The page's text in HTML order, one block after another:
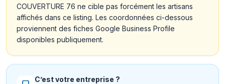
COUVERTURE 76 ne cible pas forcément les artisans
affichés dans ce listing. Les coordonnées ci-dessous
proviennent des fiches Google Business Profile
disponibles publiquement.
C’est votre entreprise ?